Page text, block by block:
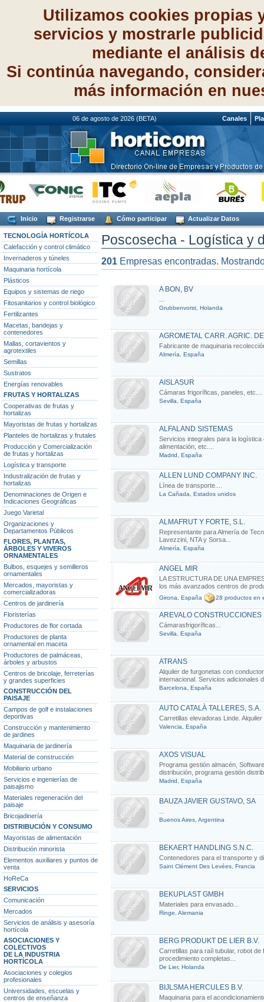
Utilizamos cookies propias
servicios y mostrarle
mediante el análisis
Si continúa navegando,
más información en
06 de agosto de 2026 (BETA) Canales
Inicio Registrarse Cómo participar Actualizar Datos
TECNOLOGÍA HORTÍCOLA
Calefacción y control climático
Invernaderos y túneles
Maquinaria hortícola
Plásticos
Equipos y sistemas de riego
Fitosanitarios y control biológico
Fertilizantes
Macetas, bandejas y
contenedores
Mallas, cortavientos y
agrotextiles
Semillas
Sustratos
Energías renovables
FRUTAS Y HORTALIZAS
Cooperativas de frutas y
hortalizas
Mayoristas de frutas y hortalizas
Planteles de hortalizas y frutales
Producción y Comercialización
de frutas y hortalizas
Logística y transporte
Industralización de frutas y
hortalizas
Denominaciones de Origen e
Indicaciones Geográficas
Juego Varietal
Organizaciones y
Departamentos Públicos
FLORES, PLANTAS,
ÁRBOLES Y VIVEROS
ORNAMENTALES
Bulbos, esquejes y semilleros
ornamentales
Mercados, mayoristas y
comercializadoras
Centros de jardinería
Floristerías
Productores de flor cortada
Productores de planta
ornamental en maceta
Productores de palmáceas,
árboles y arbustos
Centros de bricolaje, ferreterías
y grandes superficies
CONSTRUCCIÓN DEL
PAISAJE
Campos de golf e instalaciones
deportivas
Construcción y mantenimiento
de jardines
Maquinaria de jardinería
Material de construcción
Mobiliario urbano
Servicios e ingenierías de
paisajismo
Materiales regeneración del
paisaje
Bricojadinería
DISTRIBUCIÓN Y CONSUMO
Mayoristas de alimentación
Distribución minorista
Elementos auxiliares y puntos de
venta
HoReCa
SERVICIOS
Comunicación
Mercados
Servicios de análisis y asesoría
hortícola
ASOCIACIONES Y
COLECTIVOS
DE LA INDUSTRIA
HORTÍCOLA
Asociaciones y colegios
profesionales
Universidades, escuelas y
centros de enseñanza
Poscosecha - Logística y
201 Empresas encontradas.
A BON, BV
Grubbenvorst, Holanda
AGROMETAL CARR. AGRIC.
Fabricante de maquinaria
Almería, España
AISLASUR
Cámaras frigoríficas, paneles, etc....
Sevilla, España
ALFALAND SISTEMAS
Servicios integrales para la
alimentación, etc....
Madrid, España
ALLEN LUND COMPANY INC.
Línea de transporte....
La Cañada, Estados unidos
ALMAFRUT Y FORTE, S.L.
Representante para Almería de
Lavezzini, NTA y Sorsa...
Almería, España
ANGEL MIR
LA ESTRUCTURA DE UNA
los más avanzados centros de
Girona, España 28 productos en
AREVALO CONSTRUCCIONES
Cámarasfrigoríficas...
Sevilla, España
ATRANS
Alquiler de furgonetas con
internacional. Servicios adicionales
Barcelona, España
AUTO CATALÀ TALLERES, S.A.
Carretillas elevadoras Linde.
Valencia, España
AXOS VISUAL
Programa gestión almacén,
distribución, programa gestión
Madrid, España
BAUZA JAVIER GUSTAVO, SA
Buenos Aires, Argentina
BEKAERT HANDLING S.N.C.
Contenedores para el transporte y
Saint Clément Des Levées, Francia
BEKUPLAST GMBH
Materiales para envasado...
Ringe, Alemania
BERG PRODUKT DE LIER B.V.
Carretillas para raíl tubular, robot
procedimiento completas...
De Lier, Holanda
BIJLSMA HERCULES B.V.
Maquinaria para el